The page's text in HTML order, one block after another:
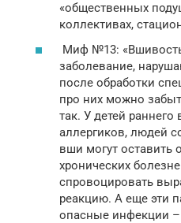
«общественных
коллективах,
Миф №13:
заболевание,
после обработки
про них можно
так. У детей
аллергиков, людей
вши могут оставить
хронических
спровоцировать
реакцию. А еще эти
опасные инфекции